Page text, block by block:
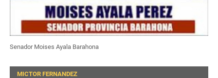
Senador Moises Ayala Barahona
MICTOR FERNANDEZ